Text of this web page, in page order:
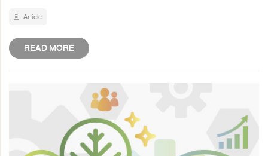
Article
READ MORE